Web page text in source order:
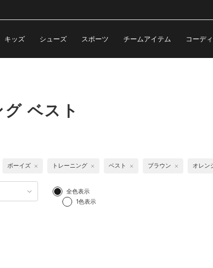
キッズ シューズ スポーツ チームアイテム コーデ
ベスト
全色表示
1色表示
ボーイズ トレーニング ベスト ブラウン オレン